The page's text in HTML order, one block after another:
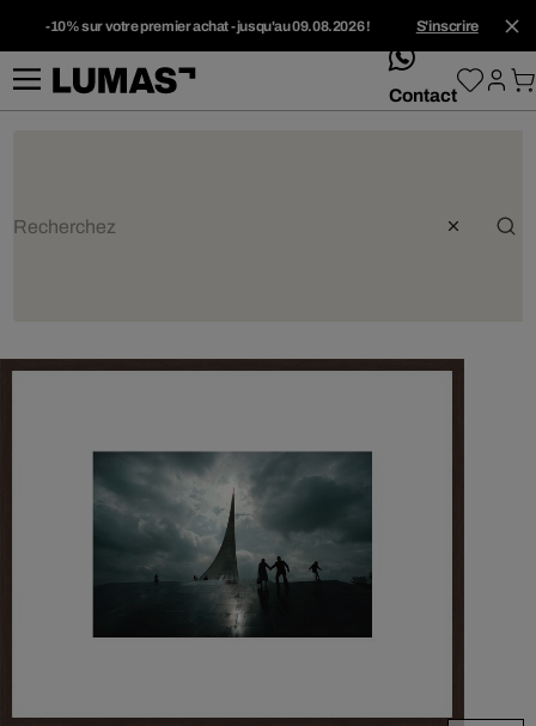
-10% sur votre premier achat - jusqu'au 09.08.2026 ! S'inscrire
whatsApp
Contact